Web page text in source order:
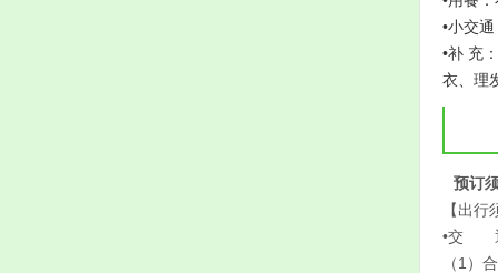
•小交
•补 充
衣、理
预订
【出行
•交
（1）